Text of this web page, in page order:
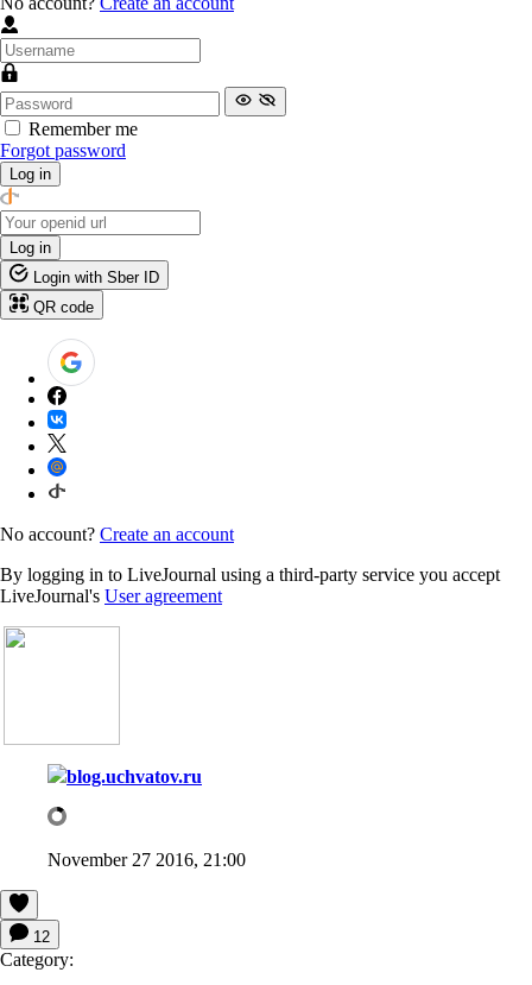
Remember me
Forgot password
Log in
Log in
Login with Sber ID
QR code
No account? Create an account
By logging in to LiveJournal using a third-party service you accept
LiveJournal's User agreement
blog.uchvatov.ru
November 27 2016, 21:00
12
Category: